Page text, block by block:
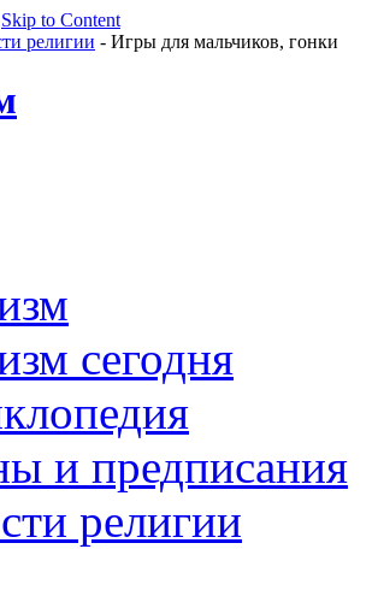
Skip to Content
религии - Игры для мальчиков, гонки
сегодня
и предписания
религии